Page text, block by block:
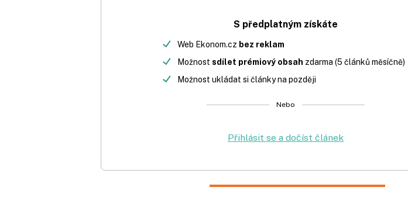
S předplatným získáte
Web Ekonom.cz bez reklam
Možnost sdílet prémiový obsah zdarma (5 článků měsíčně)
Možnost ukládat si články na později
Nebo
Přihlásit se a dočíst článek